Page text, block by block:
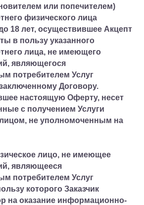
или попечителем)
физического лица
18 лет, осуществившее Акцепт
в пользу указанного
лица, не имеющего
являющегося
потребителем Услуг
Договору.
настоящую Оферту, несет
с получением Услуги
не уполномоченным на
лицо, не имеющее
являющееся
потребителем Услуг
которого Заказчик
на оказание информационно-